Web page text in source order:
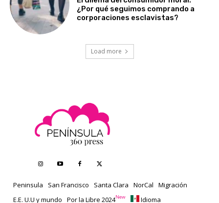
¿Por qué seguimos comprando a
corporaciones esclavistas?
Load more
Peninsula San Francisco Santa Clara NorCal
Migración
E.E. U.U y mundo
Por la Libre 2024New Idioma